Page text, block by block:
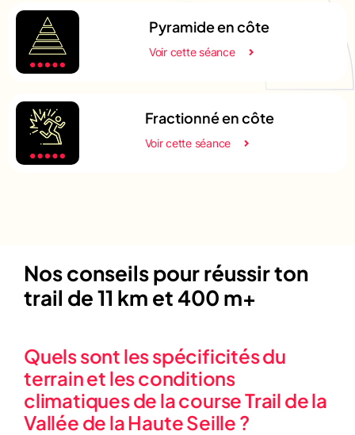
Pyramide en côte
Voir cette séance
Fractionné en côte
Voir cette séance
Nos conseils pour réussir ton
trail de 11 km et 400 m+
Quels sont les spécificités du
terrain et les conditions
climatiques de la course Trail de la
Vallée de la Haute Seille ?